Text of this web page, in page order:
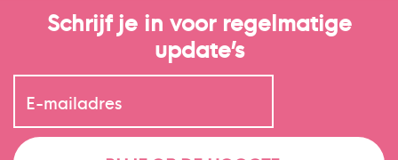
Schrijf je in voor regelmatige
update’s